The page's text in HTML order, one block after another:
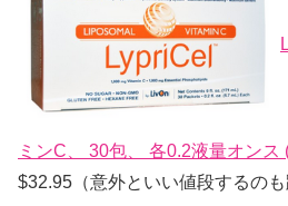
ミンC、 30包、 各0.2液量オンス
$32.95（意外といい値段するのも